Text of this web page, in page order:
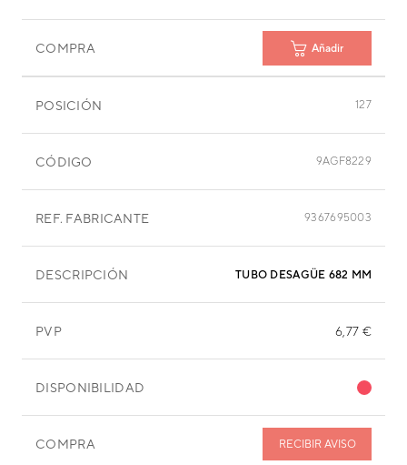
COMPRA Añadir
POSICIÓN 127
CÓDIGO 9AGF8229
REF. FABRICANTE 9367695003
DESCRIPCIÓN TUBO DESAGÜE 682 MM
PVP 6,77 €
DISPONIBILIDAD
COMPRA RECIBIR AVISO